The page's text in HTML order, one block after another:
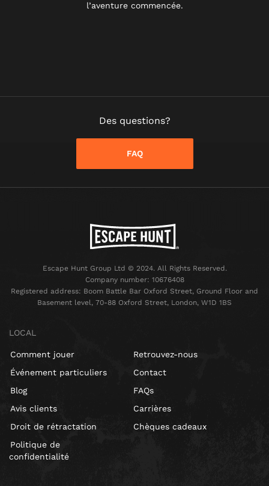
l’aventure commencée.
Des questions?
FAQ
Escape Hunt Group Ltd © 2024. All Rights Reserved.
Company number: 10676408
Registered address: Boom Battle Bar Oxford Street, Ground Floor and
Basement level, 70-88 Oxford Street, London, W1D 1BS
LOCAL
Comment jouer
Événement particuliers
Blog
Avis clients
Droit de rétractation
Politique de
confidentialité
Retrouvez-nous
Contact
FAQs
Carrières
Chèques cadeaux